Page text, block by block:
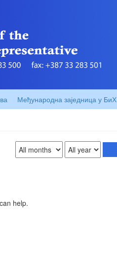
Међународна заједница у БиХ
help.